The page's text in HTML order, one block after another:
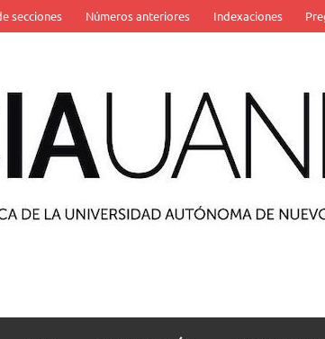
secciones Números anteriores Indexaciones